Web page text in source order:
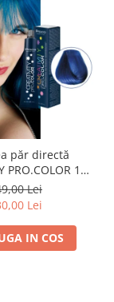
păr directă
PRO.COLOR 100
ALBASTRU
Lei
Lei
IN COS